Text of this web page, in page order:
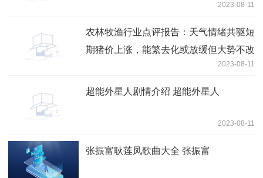
2023-08-11
农林牧渔行业点评报告：天气情绪共驱短
期猪价上涨，能繁去化或放缓但大势不改
2023-08-11
超能外星人剧情介绍 超能外星人
2023-08-11
张振富耿莲凤歌曲大全 张振富